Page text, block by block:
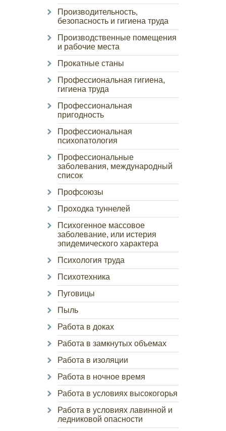
Производительность,
безопасность и гигиена труда
Производственные помещения
и рабочие места
Прокатные станы
Профессиональная гигиена,
гигиена труда
Профессиональная
пригодность
Профессиональная
психопатология
Профессиональные
заболевания, международный
список
Профсоюзы
Проходка туннелей
Психогенное массовое
заболевание, или истерия
эпидемического характера
Психология труда
Психотехника
Пуговицы
Пыль
Работа в доках
Работа в замкнутых объемах
Работа в изоляции
Работа в ночное время
Работа в условиях высокогорья
Работа в условиях лавинной и
ледниковой опасности